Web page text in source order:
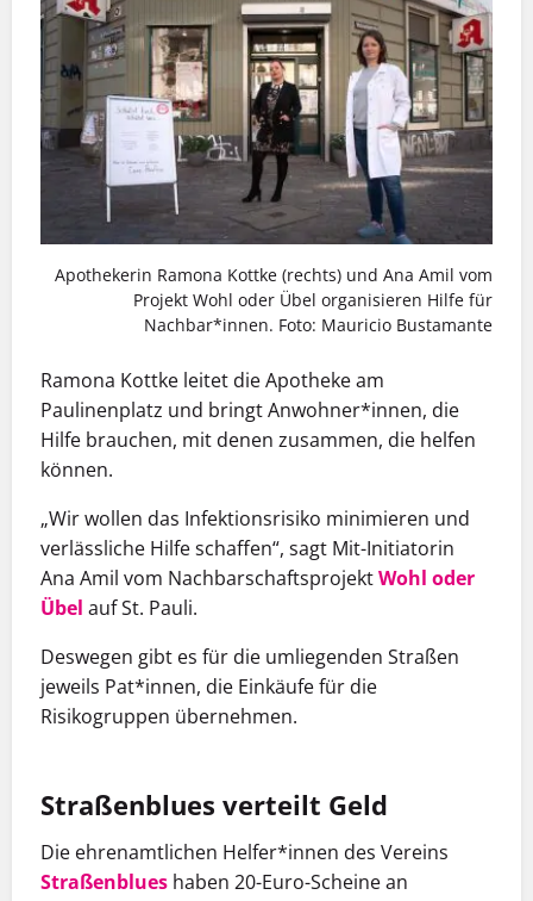
Apothekerin Ramona Kottke (rechts) und Ana Amil vom
Projekt Wohl oder Übel organisieren Hilfe für
Nachbar*innen. Foto: Mauricio Bustamante
Ramona Kottke leitet die Apotheke am
Paulinenplatz und bringt Anwoh­ner*innen, die
Hilfe brauchen, mit denen zusammen, die helfen
können.
„Wir wollen das Infektionsrisiko minimieren und
verlässliche Hilfe schaffen“, sagt Mit-Initiatorin
Ana Amil vom NachbarschaftsprojektWohl oder
Übel auf St. Pauli.
Deswegen gibt es für die umliegenden Straßen
jeweils Pat*innen, die Einkäufe für die
Risikogruppen übernehmen.
Straßenblues verteilt Geld
Die ehrenamtlichen Helfer*innen des Vereins
Straßenblues haben 20-Euro-Scheine an